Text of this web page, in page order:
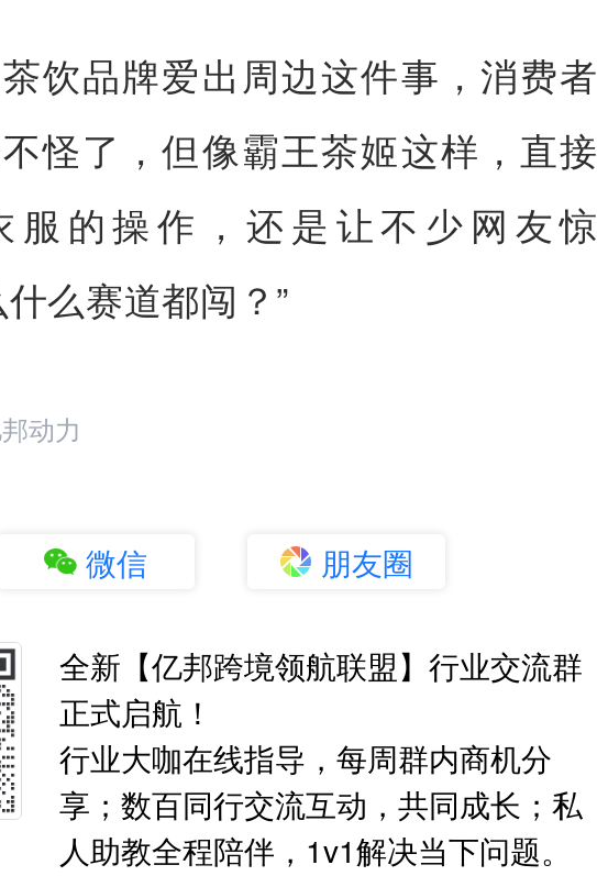
饮品牌爱出周边这件事，消费者
怪了，但像霸王茶姬这样，直接
服的操作，还是让不少网友惊
么赛道都闯？”
动力
微信 朋友圈
全新【亿邦跨境领航联盟】行业交流群
正式启航！
行业大咖在线指导，每周群内商机分
享；数百同行交流互动，共同成长；私
人助教全程陪伴，1v1解决当下问题。